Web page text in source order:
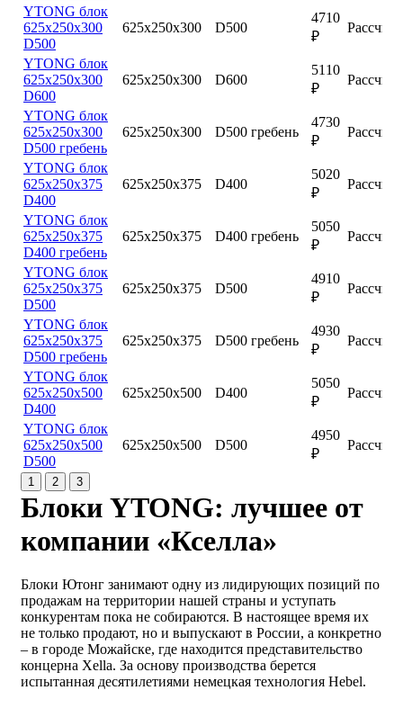
YTONG блок
625х250х300
D500
625х250х300 D500
4710
₽
YTONG блок
625х250х300
D600
625х250х300 D600
5110
₽
YTONG блок
625х250х300
D500 гребень
625х250х300 D500 гребень
4730
₽
YTONG блок
625х250х375
D400
625х250х375 D400
5020
₽
YTONG блок
625х250х375
D400 гребень
625х250х375 D400 гребень
5050
₽
YTONG блок
625х250х375
D500
625х250х375 D500
4910
₽
YTONG блок
625х250х375
D500 гребень
625х250х375 D500 гребень
4930
₽
YTONG блок
625х250х500
D400
625х250х500 D400
5050
₽
YTONG блок
625х250х500
D500
625х250х500 D500
4950
₽
1 2 3
Блоки YTONG: лучшее от
компании «Кселла»
Блоки Ютонг занимают одну из лидирующих позиций по
продажам на территории нашей страны и уступать
конкурентам пока не собираются. В настоящее время их
не только продают, но и выпускают в России, а конкретно
– в городе Можайске, где находится представительство
концерна Xella. За основу производства берется
испытанная десятилетиями немецкая технология Hebel.